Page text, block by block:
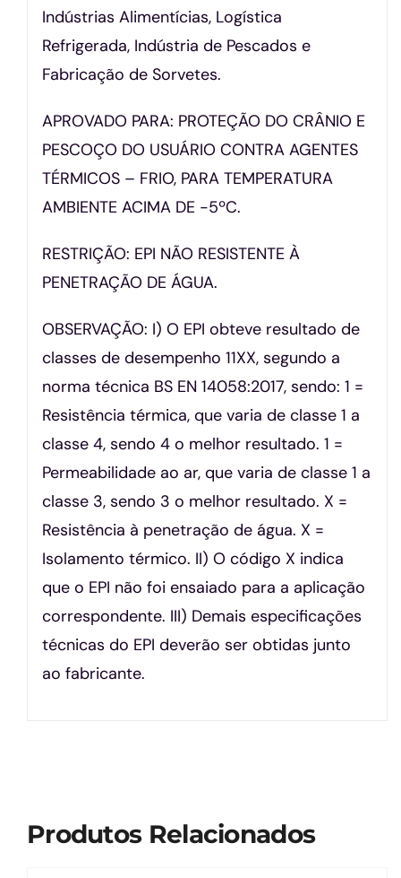
Indústrias Alimentícias, Logística
Refrigerada, Indústria de Pescados e
Fabricação de Sorvetes.
APROVADO PARA: PROTEÇÃO DO CRÂNIO E
PESCOÇO DO USUÁRIO CONTRA AGENTES
TÉRMICOS – FRIO, PARA TEMPERATURA
AMBIENTE ACIMA DE -5ºC.
RESTRIÇÃO: EPI NÃO RESISTENTE À
PENETRAÇÃO DE ÁGUA.
OBSERVAÇÃO: I) O EPI obteve resultado de
classes de desempenho 11XX, segundo a
norma técnica BS EN 14058:2017, sendo: 1 =
Resistência térmica, que varia de classe 1 a
classe 4, sendo 4 o melhor resultado. 1 =
Permeabilidade ao ar, que varia de classe 1 a
classe 3, sendo 3 o melhor resultado. X =
Resistência à penetração de água. X =
Isolamento térmico. II) O código X indica
que o EPI não foi ensaiado para a aplicação
correspondente. III) Demais especificações
técnicas do EPI deverão ser obtidas junto
ao fabricante.
Produtos Relacionados